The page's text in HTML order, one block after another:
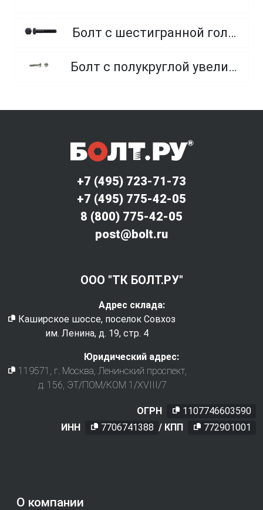
Болт с шестигранной головкой, неполная резьба, класс прочности 10.9 и 12.9
Болт с полукруглой увеличенной головкой и усом класса точности C (мебельный)
О компании
+7 (495) 723-71-73
+7 (495) 775-42-05
8 (800) 775-42-05
post@bolt.ru
ООО "ТК БОЛТ.РУ"
Адрес склада:
Каширское шоссе, поселок Совхоз
им. Ленина, д. 19, стр. 4
Юридический адрес:
119571
, г. Москва Ленинский проспект,
д. 156, ЭТ/ПОМ/КОМ 1/XVIII/7
ОГРН
1107746603590
ИНН
7706741388 / КПП 772901001